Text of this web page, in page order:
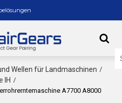
Wellen für Landmaschinen /
IH /
A7700 A8000